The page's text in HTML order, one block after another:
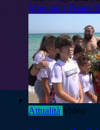
Monopoli Teatro-
Attualità Video